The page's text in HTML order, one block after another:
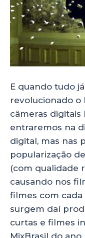
E quando tudo
revolucionado o
câmeras digitais
entraremos na
digital, mas nas
popularização
(com qualidade
causando nos
filmes com cada
surgem daí
curtas e filmes